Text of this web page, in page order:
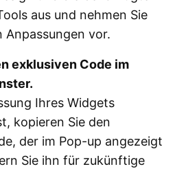
aus und nehmen Sie
Anpassungen vor.
exklusiven Code im
Ihres Widgets
kopieren Sie den
der im Pop-up angezeigt
Sie ihn für zukünftige